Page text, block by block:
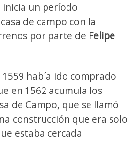
inicia un período
de campo con la
por parte de Felipe
1559 había ido comprado
en 1562 acumula los
de Campo, que se llamó
construcción que era solo
estaba cercada